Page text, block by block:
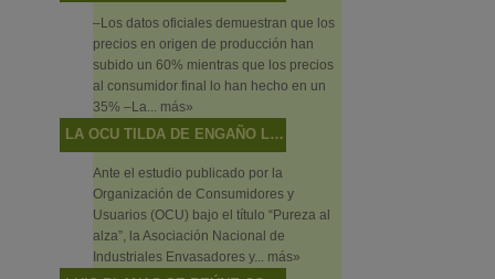
–Los datos oficiales demuestran que los
precios en origen de producción han
subido un 60% mientras que los precios
al consumidor final lo han hecho en un
35% –La... más»
LA OCU TILDA DE ENGAÑO LO QUE SON DISCREPANCIAS DE SABOR
Ante el estudio publicado por la
Organización de Consumidores y
Usuarios (OCU) bajo el título “Pureza al
alza”, la Asociación Nacional de
Industriales Envasadores y... más»